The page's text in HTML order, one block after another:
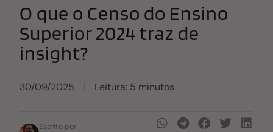
O que o Censo do Ensino
Superior 2024 traz de
insight?
30/09/2025 Leitura: 5 minutos
Escrito por